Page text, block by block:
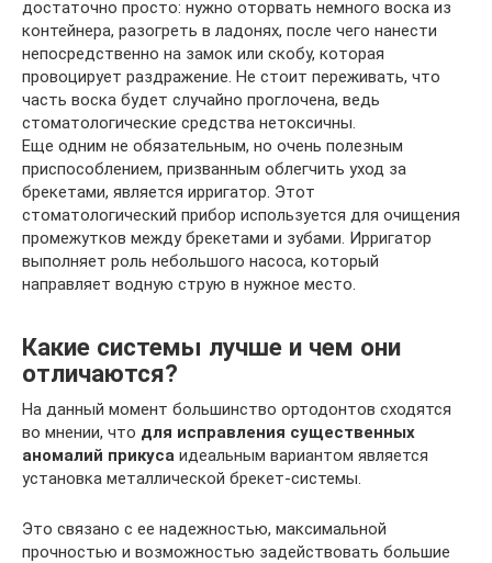
достаточно просто: нужно оторвать немного воска из
контейнера, разогреть в ладонях, после чего нанести
непосредственно на замок или скобу, которая
провоцирует раздражение. Не стоит переживать, что
часть воска будет случайно проглочена, ведь
стоматологические средства нетоксичны.
Еще одним не обязательным, но очень полезным
приспособлением, призванным облегчить уход за
брекетами, является ирригатор. Этот
стоматологический прибор используется для очищения
промежутков между брекетами и зубами. Ирригатор
выполняет роль небольшого насоса, который
направляет водную струю в нужное место.
Какие системы лучше и чем они
отличаются?
На данный момент большинство ортодонтов сходятся
во мнении, что для исправления существенных
аномалий прикуса идеальным вариантом является
установка металлической брекет-системы.
Это связано с ее надежностью, максимальной
прочностью и возможностью задействовать большие